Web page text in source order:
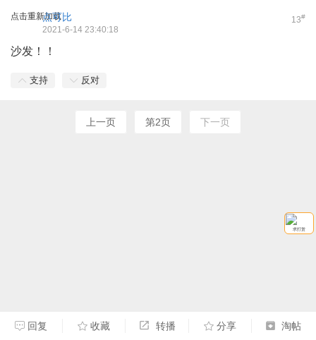
点击重新加载 13#
点可比
2021-6-14 23:40:18
沙发！！
支持 反对
上一页 第2页 下一页
回复 收藏 转播 分享 淘帖
求打赏